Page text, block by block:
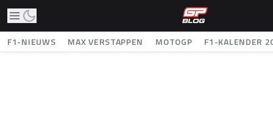
F1-NIEUWS MAX VERSTAPPEN MOTOGP F1-KALENDER